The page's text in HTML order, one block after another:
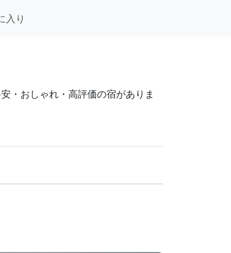
入り
・おしゃれ・高評価の宿がありま